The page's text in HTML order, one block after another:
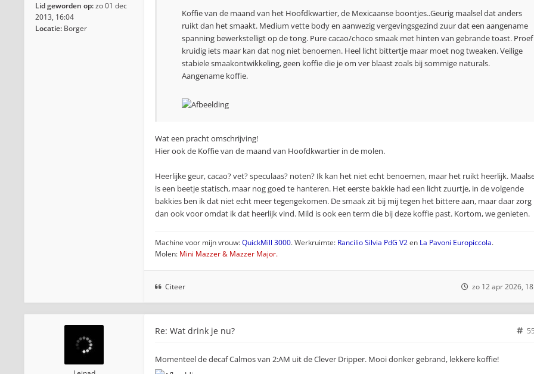
Lid geworden op:zo 01 dec
2013, 16:04
Locatie: Borger
Koffie van de maand van het Hoofdkwartier, de Mexicaanse boontjes..Geurig maalsel dat anders
ruikt dan het smaakt. Medium vette body en aanwezig vergevingsgezind zuur dat een aangename
spanning bewerkstelligt op de tong. Pure cacao/choco smaak met hinten van gebrande toast. Proef
kruidig iets maar kan dat nog niet benoemen. Heel licht bittertje maar moet nog tweaken. Veilige
stabiele smaakontwikkeling, geen koffie die je om ver blaast zoals bij sommige naturals.
Aangename koffie.
Wat een pracht omschrijving!
Hier ook de Koffie van de maand van Hoofdkwartier in de molen.
Heerlijke geur, cacao? vet? speculaas? noten? Ik kan het niet echt benoemen, maar het ruikt heerlijk.
is een beetje statisch, maar nog goed te hanteren. Het eerste bakkie had een licht zuurtje, in de volgende
bakkies ben ik dat niet echt meer tegengekomen. De smaak zit bij mij tegen het bittere aan, maar daar zorg
dan ook voor omdat ik dat heerlijk vind. Mild is ook een term die bij deze koffie past. Kortom, we genieten.
Machine voor mijn vrouw:QuickMill 3000. Werkruimte: Rancilio Silvia PdG V2en La Pavoni Europiccola.
Molen: Mini Mazzer & Mazzer Major.
Citeer zo 12 apr 2026,
Re: Wat drink je nu?
Momenteel de decaf Calmos van 2:AM uit de Clever Dripper. Mooi donker gebrand, lekkere koffie!